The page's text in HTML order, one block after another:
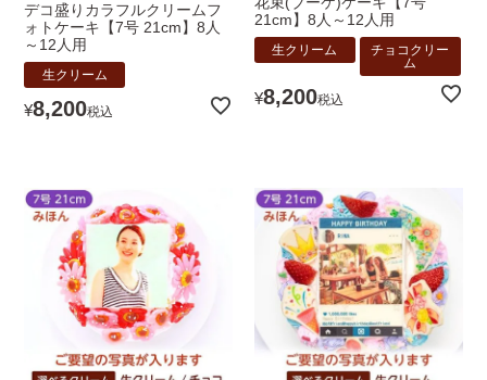
デコ盛りカラフルクリームフ
ォトケーキ【7号 21cm】8人
～12人用
生クリーム
¥8,200税込
21cm】8人～12人用
生クリーム
チョコクリー
ム
¥8,200税込